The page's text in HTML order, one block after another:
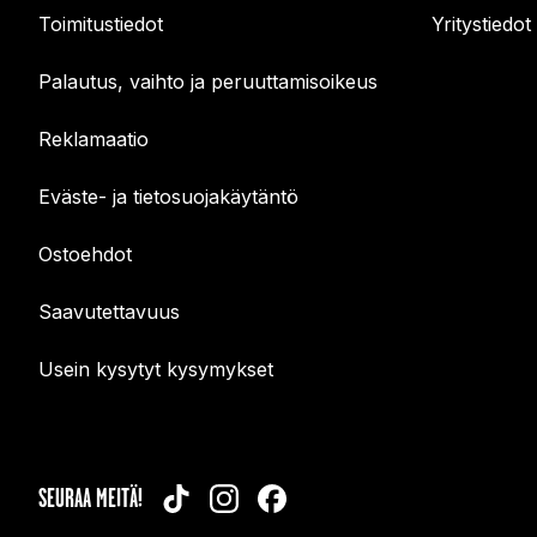
Toimitustiedot
Palautus, vaihto ja peruuttamisoikeus
Reklamaatio
Eväste- ja tietosuojakäytäntö
Ostoehdot
Saavutettavuus
Usein kysytyt kysymykset
Yritystiedot
SEURAA MEITÄ! TIKTOKINSTAGRAMFACEBOOK